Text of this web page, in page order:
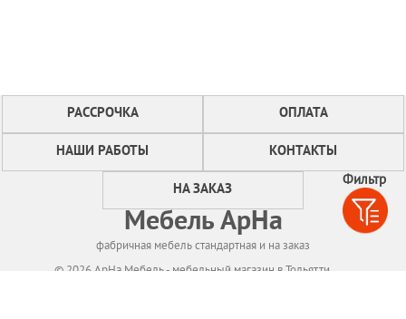
Фильтр
РАССРОЧКА ОПЛАТА
НАШИ РАБОТЫ КОНТАКТЫ
НА ЗАКАЗ
Мебель АрНа
фабричная мебель стандартная и на заказ
© 2026 АрНа Мебель - мебельный магазин в Тольятти